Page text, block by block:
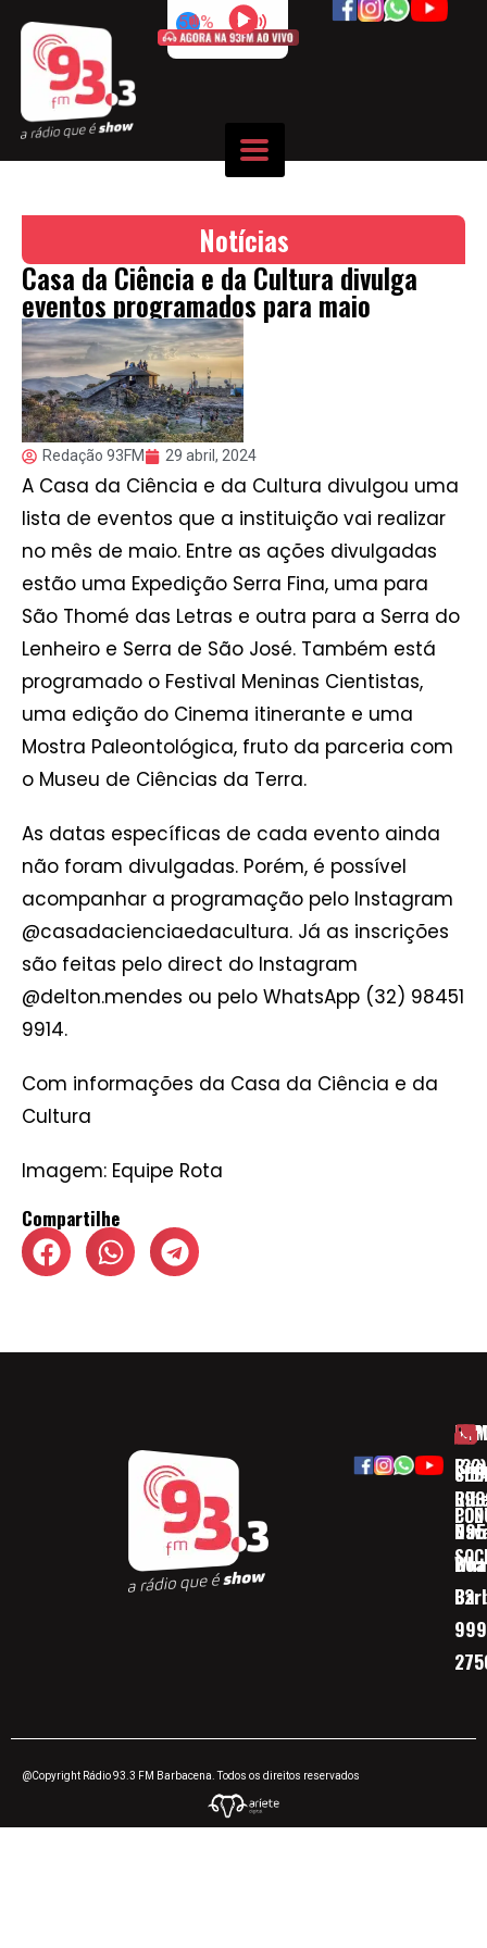
50%
Notícias
Casa da Ciência e da Cultura divulga
eventos programados para maio
Redação 93FM 29 abril, 2024
A Casa da Ciência e da Cultura divulgou uma
lista de eventos que a instituição vai realizar
no mês de maio. Entre as ações divulgadas
estão uma Expedição Serra Fina, uma para
São Thomé das Letras e outra para a Serra do
Lenheiro e Serra de São José. Também está
programado o Festival Meninas Cientistas,
uma edição do Cinema itinerante e uma
Mostra Paleontológica, fruto da parceria com
o Museu de Ciências da Terra.
As datas específicas de cada evento ainda
não foram divulgadas. Porém, é possível
acompanhar a programação pelo Instagram
@casadacienciaedacultura. Já as inscrições
são feitas pelo direct do Instagram
@delton.mendes ou pelo WhatsApp (32) 98451
9914.
Com informações da Casa da Ciência e da
Cultura
Imagem: Equipe Rota
Compartilhe
(32)
32
@Copyright Rádio 93.3 FM Barbacena. Todos os direitos reservados